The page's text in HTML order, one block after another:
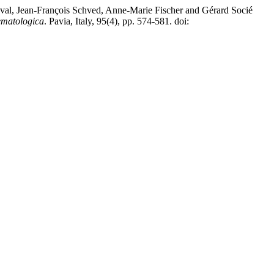
Jean-François Schved, Anne-Marie Fischer and Gérard Socié
. Pavia, Italy, 95(4), pp. 574-581. doi: